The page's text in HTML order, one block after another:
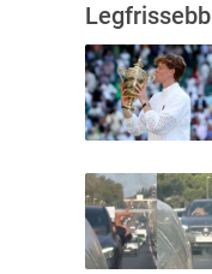
Legfrissebb